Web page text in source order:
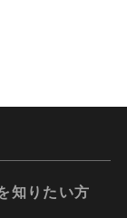
知りたい方